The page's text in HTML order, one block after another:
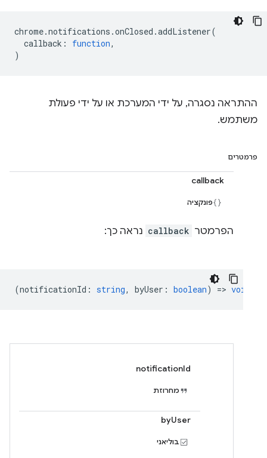
chrome.notifications .onClosed .addListener(
callback : function,
)
ההתראה נסגרה, על ידי המערכת או על ידי פעולת
משתמש.
פרמטרים
callback
פונקציה
הפרמטר callback נראה כך:
(notificationId : string, byUser : boolean) => void
notificationId
מחרוזת
byUser
בוליאני